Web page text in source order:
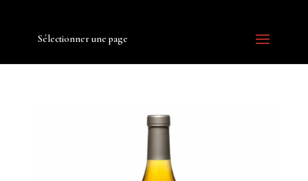
Sélectionner une page